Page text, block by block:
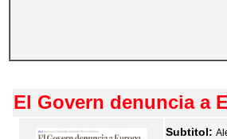
El Govern denuncia a
Subtitol: